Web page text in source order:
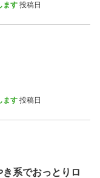
ます 投稿日
ます 投稿日
系でおっとりロ